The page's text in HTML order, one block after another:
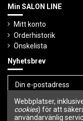
Min SALON LINE
Mitt konto
Orderhistorik
Önskelista
Nyhetsbrev
Du kan avbryta
helst.
Webbplatser,
cookies) för att
användarvänlig